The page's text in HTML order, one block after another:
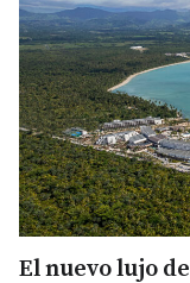
El nuevo lujo